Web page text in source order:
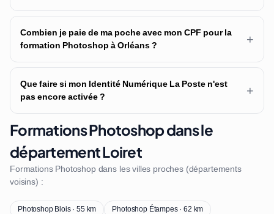
Combien je paie de ma poche avec mon CPF pour la
formation Photoshop à Orléans ?
+
Que faire si mon Identité Numérique La Poste n'est
pas encore activée ?
+
Formations Photoshop dans le
département Loiret
Formations Photoshop dans les villes proches (départements
voisins) :
Photoshop Blois · 55 km
Photoshop Étampes · 62 km